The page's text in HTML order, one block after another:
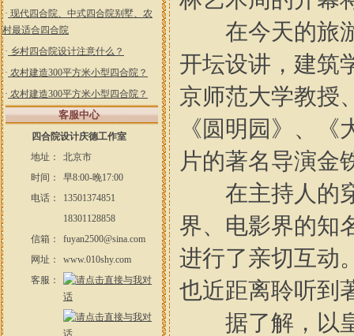
· 现代四合院、中式四合院别墅、农
村最适合四合院
· 乡村四合院设计注意什么？
· 农村建造300平方米小型四合院？
· 农村建造300平方米小型四合院？
客服中心
四合院设计庆德工作室
地址：
北京市
时间：
早8:00-晚17:00
电话：
13501374851
18301128858
信箱：
fuyan2500@sina.com
网址：
www.010shy.com
客服：
在今天的旅游
开坛设讲，建筑
京师范大学教授
《圆明园》、
片的著名导演金
在主持人的穿
界、电影界的知
进行了亲切互动
也近距离聆听到
据了解，以皇